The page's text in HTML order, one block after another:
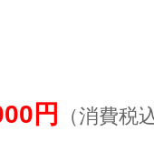
円 （消費税